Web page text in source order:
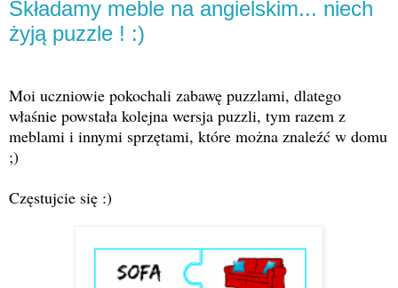
Składamy meble na angielskim... niech
żyją puzzle ! :)
Moi uczniowie pokochali zabawę puzzlami, dlatego
właśnie powstała kolejna wersja puzzli, tym razem z
meblami i innymi sprzętami, które można znaleźć w domu
;)
Częstujcie się :)